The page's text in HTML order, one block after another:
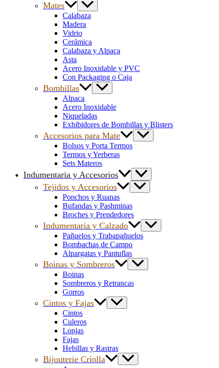
Mates
Calabaza
Madera
Vidrio
Cerámica
Calabaza y Alpaca
Asta
Acero Inoxidable y PVC
Con Packaging o Caja
Bombillas
Alpaca
Acero Inoxidable
Niqueladas
Exhibidores de Bombillas y Blisters
Accesorios para Mate
Bolsos y Porta Termos
Termos y Yerberas
Sets Materos
Indumentaria y Accesorios
Tejidos y Accesorios
Ponchos y Ruanas
Bufandas y Pashminas
Broches y Prendedores
Indumentaria y Calzado
Pañuelos y Trabapañuelos
Bombachas de Campo
Alpargatas y Pantuflas
Boinas y Sombreros
Boinas
Sombreros y Retrancas
Gorros
Cintos y Fajas
Cintos
Culeros
Lonjas
Fajas
Hebillas y Rastras
Bijouterie Criolla